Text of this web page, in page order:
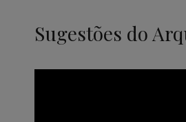
Sugestões do